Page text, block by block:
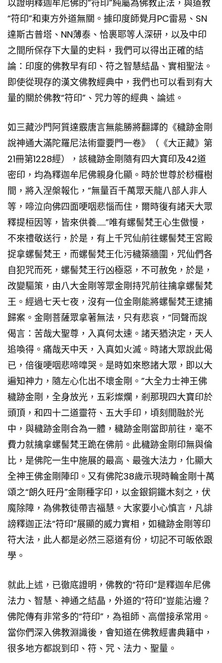
以證明釋迦牟尼佛的“符印”純屬為佛教正法，與道教
“符印”和東方外道無關。據印度師覺月PC雷易、SN
達斯古普塔、NN薄泰、恰裹耶等人深研，以及中印
之間所保存下大量的史料，我們可以得出正確的結
論：印度的佛教早有印、符之智慧結晶、實相聖法。
即使從現存的漢文佛教經典中，我們也可以看到有大
量的關於佛教“符印”、咒力等的經典、論述。
如三藏沙門阿質達霰唐言無能勝將翻譯的《穢跡金剛
說神通大滿陀羅尼法術靈要門一卷》（《大正藏》第
21冊第1228經），該穢跡金剛隨有四大寶印及42道
密印，均為釋迦牟尼佛親身化顯。時於世尊於桫欏樹
間，將入涅槃報化，“無量百千萬眾天龍八部人非人
等，啼泣向佛四面哽咽悲惱而住，爾時復有諸天大眾
釋提桓因等，皆來供養……”唯有螺髻梵王心生傲慢，
不來禮敬送行，於是，有上千咒仙前往螺髻梵王宮殿
捉拿螺髻梵王，而螺髻梵王化污穢築牆圍，咒仙們各
自犯咒而死，螺髻梵王行凶極惡，不可赦免，於是，
改變驅策，由八大金剛等眾金剛持咒前往擒拿螺髻梵
王。經過七天七夜，沒有一位金剛能將螺髻梵王逮捕
歸案。金剛菩薩眾拿著無法，只有悲哀，“同聲而說
偈言：苦哉大聖尊，入真何太速。諸天猶決定，天人
追喚得。痛哉天中天，入真如火滅。時諸大眾說此偈
已，倍復哽咽悲啼嘷哭。是時如來愍諸大眾，即以大
遍知神力，隨左心化出不壞金剛。”大全力士神王佛
穢跡金剛，全身放光，五彩燦爛，剎那現四大寶印於
頭頂，和四十二道靈符、五大手印，頃刻間融於光
中，與穢跡金剛合為一體，穢跡金剛當即前往，毫不
費力就擒拿螺髻梵王跪在佛前。此穢跡金剛印無與倫
比，是佛陀一生中施展的最高、最強大法力，化顯大
全神王佛金剛陣印。又有佛陀38歲示現時輪金剛十萬
頌之“朗久旺丹”金剛種字印，以金銀銅鐵木刻之，伏
魔除障，為佛教徒帶吉福慧。大家要小心慎言，凡誹
謗釋迦正法“符印”展顯的威力實相，如穢跡金剛等印
符大法，此人都是必然三惡道有份，切記不可皈依跟
學。
就此上述，已徹底證明，佛教的“符印”是釋迦牟尼佛
法力、智慧、神通之結晶，外道的“符印”豈能沾邊？
佛陀傳有非常多的“符印”，為祖師、高僧接承常用。
當你們深入佛教淵識後，會知道在佛教經書典籍中，
很多地方都說到印、符、咒、法力、聖量。